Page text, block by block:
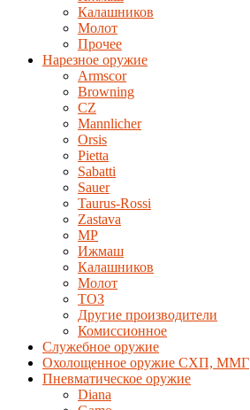
Калашников
Молот
Прочее
Нарезное оружие
Armscor
Browning
CZ
Mannlicher
Orsis
Pietta
Sabatti
Sauer
Taurus-Rossi
Zastava
MP
Ижмаш
Калашников
Молот
ТОЗ
Другие производители
Комиссионное
Служебное оружие
Охолощенное оружие СХП, ММГ
Пневматическое оружие
Diana